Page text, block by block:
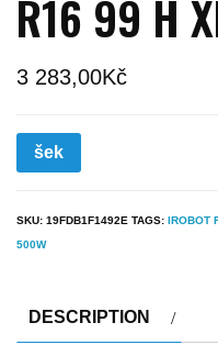
R16 99 H
3 283,00Kč
šek
SKU: 19FDB1F1492E TAGS: IROBOT
500W
DESCRIPTION